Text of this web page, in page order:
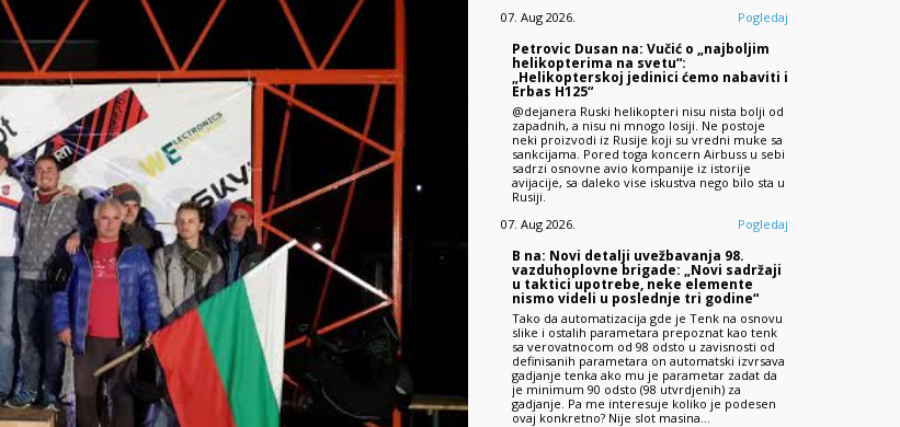
07. Aug 2026.
Pogledaj
Petrovic Dusan na: Vučić o „najboljim
helikopterima na svetu“:
„Helikopterskoj jedinici ćemo nabaviti i
Erbas H125“
@dejanera Ruski helikopteri nisu nista bolji od
zapadnih, a nisu ni mnogo losiji. Ne postoje
neki proizvodi iz Rusije koji su vredni muke sa
sankcijama. Pored toga koncern Airbuss u sebi
sadrzi osnovne avio kompanije iz istorije
avijacije, sa daleko vise iskustva nego bilo sta u
Rusiji.
07. Aug 2026.
Pogledaj
B na: Novi detalji uvežbavanja 98.
vazduhoplovne brigade: „Novi sadržaji
u taktici upotrebe, neke elemente
nismo videli u poslednje tri godine“
Tako da automatizacija gde je Tenk na osnovu
slike i ostalih parametara prepoznat kao tenk
sa verovatnocom od 98 odsto u zavisnosti od
definisanih parametara on automatski izvrsava
gadjanje tenka ako mu je parametar zadat da
je minimum 90 odsto (98 utvrdjenih) za
gadjanje. Pa me interesuje koliko je podesen
ovaj konkretno? Nije slot masina…